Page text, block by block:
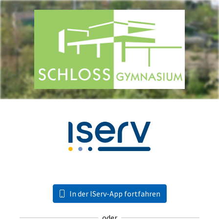
In der IServ-App fortfahren